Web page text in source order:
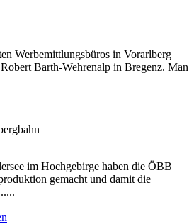
Werbemittlungsbüros in Vorarlberg
Barth-Wehrenalp in Bregenz. Man
im Hochgebirge haben die ÖBB
gemacht und damit die